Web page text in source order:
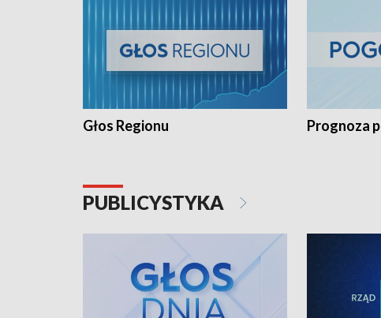
Głos Regionu Prognoza
PUBLICYSTYKA